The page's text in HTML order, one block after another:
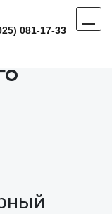
081-17-33